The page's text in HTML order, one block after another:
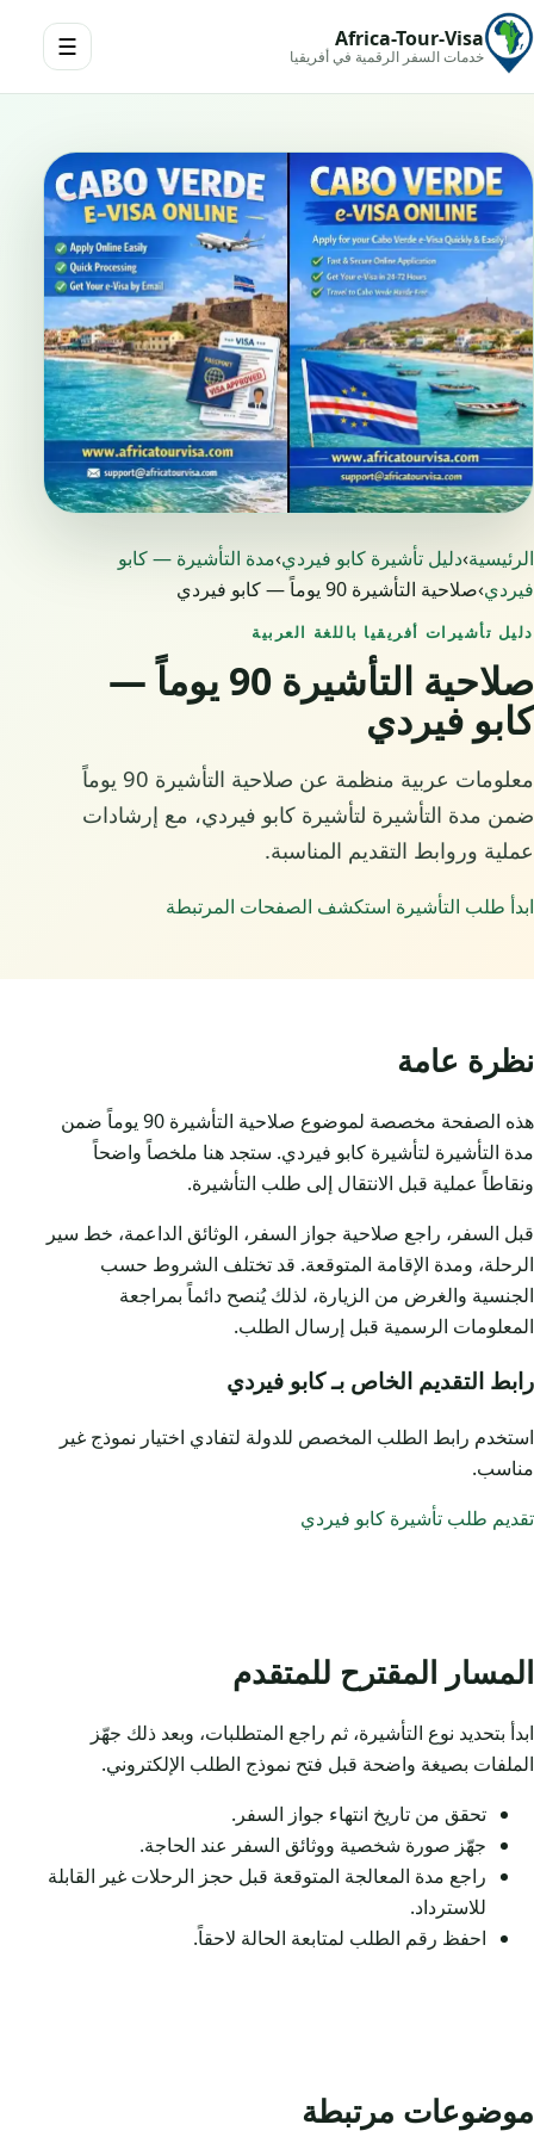
Africa-Tour-Visa
خدمات السفر الرقمية في أفريقيا ☰
الرئيسية›دليل تأشيرة كابو فيردي›مدة التأشيرة — كابو
فيردي›صلاحية التأشيرة 90 يوماً — كابو فيردي
دليل تأشيرات أفريقيا باللغة العربية
صلاحية التأشيرة 90 يوماً —
كابو فيردي
معلومات عربية منظمة عن صلاحية التأشيرة 90 يوماً
ضمن مدة التأشيرة لتأشيرة كابو فيردي، مع إرشادات
عملية وروابط التقديم المناسبة.
ابدأ طلب التأشيرة استكشف الصفحات المرتبطة
نظرة عامة
هذه الصفحة مخصصة لموضوع صلاحية التأشيرة 90 يوماً ضمن
مدة التأشيرة لتأشيرة كابو فيردي. ستجد هنا ملخصاً واضحاً
ونقاطاً عملية قبل الانتقال إلى طلب التأشيرة.
قبل السفر، راجع صلاحية جواز السفر، الوثائق الداعمة، خط سير
الرحلة، ومدة الإقامة المتوقعة. قد تختلف الشروط حسب
الجنسية والغرض من الزيارة، لذلك يُنصح دائماً بمراجعة
المعلومات الرسمية قبل إرسال الطلب.
رابط التقديم الخاص بـ كابو فيردي
استخدم رابط الطلب المخصص للدولة لتفادي اختيار نموذج غير
مناسب.
تقديم طلب تأشيرة كابو فيردي
المسار المقترح للمتقدم
ابدأ بتحديد نوع التأشيرة، ثم راجع المتطلبات، وبعد ذلك جهّز
الملفات بصيغة واضحة قبل فتح نموذج الطلب الإلكتروني.
تحقق من تاريخ انتهاء جواز السفر.
جهّز صورة شخصية ووثائق السفر عند الحاجة.
راجع مدة المعالجة المتوقعة قبل حجز الرحلات غير القابلة
للاسترداد.
احفظ رقم الطلب لمتابعة الحالة لاحقاً.
موضوعات مرتبطة